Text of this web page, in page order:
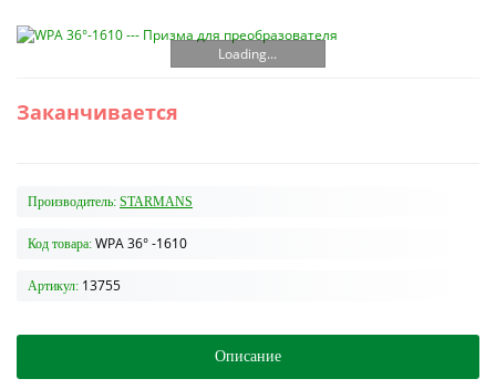
Loading...
Заканчивается
Производитель: STARMANS
Код товара: WPA 36° -1610
Артикул: 13755
Описание